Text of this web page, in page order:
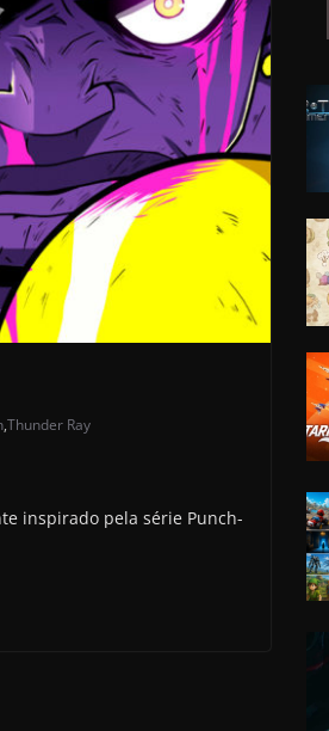
,Thunder Ray
inspirado pela série Punch-